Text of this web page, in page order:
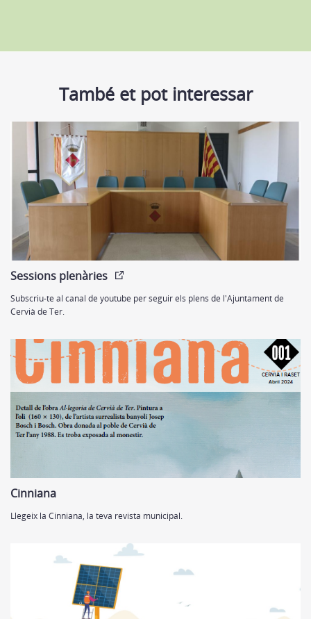
També et pot interessar
Sessions plenàries
Subscriu-te al canal de youtube per seguir els plens de l'Ajuntament de
Cervià de Ter.
Cinniana
Llegeix la Cinniana, la teva revista municipal.